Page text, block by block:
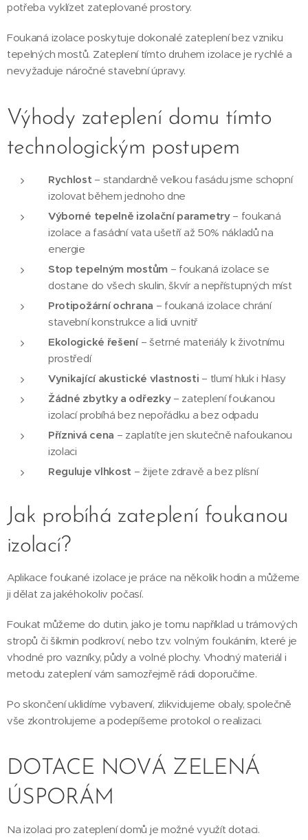
potřeba vyklízet zateplované prostory.
Foukaná izolace poskytuje dokonalé zateplení bez vzniku
tepelných mostů. Zateplení tímto druhem izolace je rychlé a
nevyžaduje náročné stavební úpravy.
Výhody zateplení domu tímto
technologickým postupem
Rychlost – standardně velkou fasádu jsme schopní
izolovat během jednoho dne
Výborné tepelně izolační parametry– foukaná
izolace a fasádní vata ušetří až 50% nákladů na
energie
Stop tepelným mostům– foukaná izolace se
dostane do všech skulin, škvír a nepřístupných míst
Protipožární ochrana – foukaná izolace chrání
stavební konstrukce a lidi uvnitř
Ekologické řešení– šetrné materiály k životnímu
prostředí
Vynikající akustické vlastnosti – tlumí hluk i hlasy
Žádné zbytky a odřezky– zateplení foukanou
izolací probíhá bez nepořádku a bez odpadu
Příznivá cena – zaplatíte jen skutečně nafoukanou
izolaci
Reguluje vlhkost – žijete zdravě a bez plísní
Jak probíhá zateplení foukanou
izolací?
Aplikace foukané izolace je práce na několik hodin a můžeme
ji dělat za jakéhokoliv počasí.
Foukat můžeme do dutin, jako je tomu například u trámových
stropů či šikmin podkroví, nebo tzv. volným foukáním, které je
vhodné pro vazníky, půdy a volné plochy. Vhodný materiál i
metodu zateplení vám samozřejmě rádi doporučíme.
Po skončení uklidíme vybavení, zlikvidujeme obaly, společně
vše zkontrolujeme a podepíšeme protokol o realizaci.
DOTACE NOVÁ ZELENÁ
ÚSPORÁM
Na izolaci pro zateplení domů je možné využít dotaci.